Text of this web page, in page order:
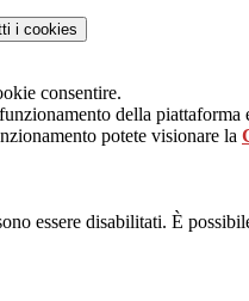
i cookies
consentire.
della
potete visionare la
essere disabilitati. È